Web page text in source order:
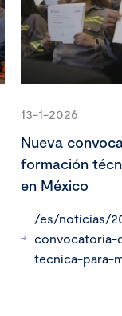
13-1-2026
Nueva
formación
en México
/es/noticias/
tecnica-para-